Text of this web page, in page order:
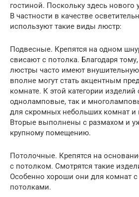
гостиной. Поскольку здесь
В частности в качестве
используют такие виды люстр:
Подвесные. Крепятся на одном
свисают с потолка. Благодаря
люстры часто имеют
вполне могут стать акцентным
комнате. К этой категории изделий
одноламповые, так и
для скромных небольших комнат и
Вторые выполнены с размахом и
крупному помещению.
Потолочные. Крепятся на
с потолком. Смотрятся такие
Особенно хороши они для комнат
потолками.